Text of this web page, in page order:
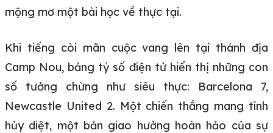
mộng mơ một bài học về thực tại.
Khi tiếng còi mãn cuộc vang lên tại thánh địa
Camp Nou, bảng tỷ số điện tử hiển thị những con
số tưởng chừng như siêu thực: Barcelona 7,
Newcastle United 2. Một chiến thắng mang tính
hủy diệt, một bản giao hưởng hoàn hảo của sự